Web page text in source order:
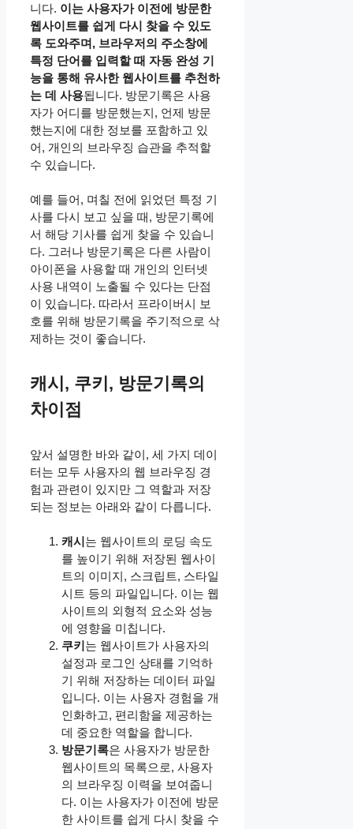
니다. 이는 사용자가 이전에 방문한
웹사이트를 쉽게 다시 찾을 수 있도
록 도와주며, 브라우저의 주소창에
특정 단어를 입력할 때 자동 완성 기
능을 통해 유사한 웹사이트를 추천하
는 데 사용됩니다. 방문기록은 사용
자가 어디를 방문했는지, 언제 방문
했는지에 대한 정보를 포함하고 있
어, 개인의 브라우징 습관을 추적할
수 있습니다.
예를 들어, 며칠 전에 읽었던 특정 기
사를 다시 보고 싶을 때, 방문기록에
서 해당 기사를 쉽게 찾을 수 있습니
다. 그러나 방문기록은 다른 사람이
아이폰을 사용할 때 개인의 인터넷
사용 내역이 노출될 수 있다는 단점
이 있습니다. 따라서 프라이버시 보
호를 위해 방문기록을 주기적으로 삭
제하는 것이 좋습니다.
캐시, 쿠키, 방문기록의
차이점
앞서 설명한 바와 같이, 세 가지 데이
터는 모두 사용자의 웹 브라우징 경
험과 관련이 있지만 그 역할과 저장
되는 정보는 아래와 같이 다릅니다.
캐시는 웹사이트의 로딩 속도
를 높이기 위해 저장된 웹사이
트의 이미지, 스크립트, 스타일
시트 등의 파일입니다. 이는 웹
사이트의 외형적 요소와 성능
에 영향을 미칩니다.
쿠키는 웹사이트가 사용자의
설정과 로그인 상태를 기억하
기 위해 저장하는 데이터 파일
입니다. 이는 사용자 경험을 개
인화하고, 편리함을 제공하는
데 중요한 역할을 합니다.
방문기록은 사용자가 방문한
웹사이트의 목록으로, 사용자
의 브라우징 이력을 보여줍니
다. 이는 사용자가 이전에 방문
한 사이트를 쉽게 다시 찾을 수